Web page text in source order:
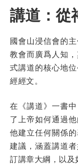
講道：從
國會山浸信會的
教會而廣爲人知
式講道的核心地
經經文。
在《講道》一書
了上帝如何通過
他建立任何關係
建議，涵蓋講道
訂講章大綱，以及